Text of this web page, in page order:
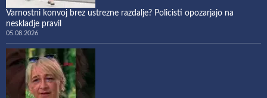
Varnostni konvoj brez ustrezne razdalje? Policisti opozarjajo na
neskladje pravil
05.08.2026